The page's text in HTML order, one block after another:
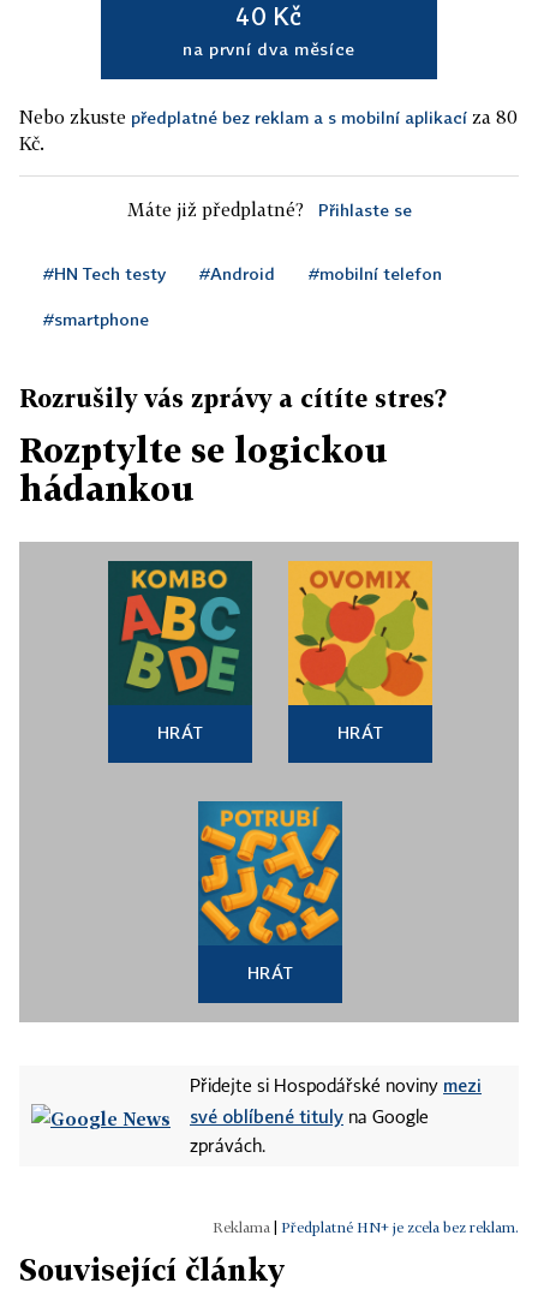
40 Kč
na první dva měsíce
Nebo zkuste předplatné bez reklam a s mobilní aplikací za 80
Kč.
Máte již předplatné? Přihlaste se
#HN Tech testy #Android #mobilní telefon
#smartphone
Rozrušily vás zprávy a cítíte stres?
Rozptylte se logickou
hádankou
HRÁT HRÁT
HRÁT
Přidejte si Hospodářské noviny mezi
své oblíbené tituly na Google
zprávách.
Předplatné HN+ je zcela bez reklam.
Související články